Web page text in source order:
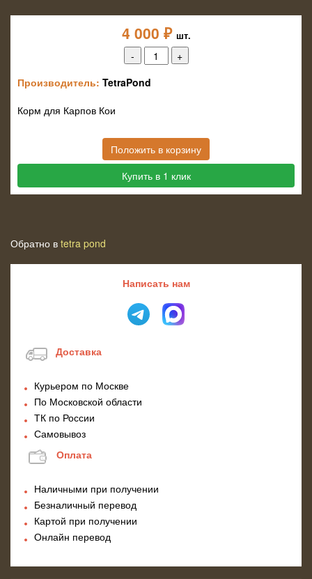
4 000 ₽ шт.
Производитель: TetraPond
Корм для Карпов Кои
Положить в корзину
Купить в 1 клик
Обратно в tetra pond
Написать нам
Доставка
Курьером по Москве
По Московской области
ТК по России
Самовывоз
Оплата
Наличными при получении
Безналичный перевод
Картой при получении
Онлайн перевод